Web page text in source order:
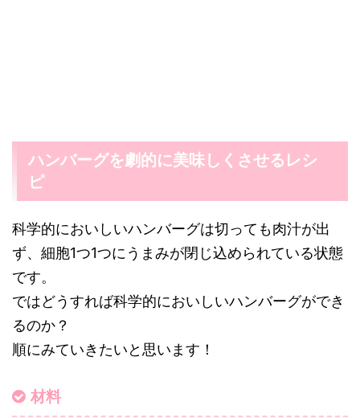
ハンバーグを劇的に美味しくさせるレシ
ピ
科学的においしいハンバーグは切っても肉汁が出
ず、細胞1つ1つにうまみが閉じ込められている状態
です。
ではどうすれば科学的においしいハンバーグができ
るのか？
順にみていきたいと思います！
材料